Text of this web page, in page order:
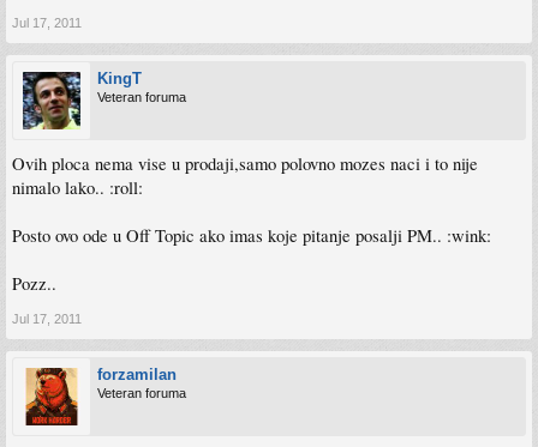
Jul 17, 2011
KingT
Veteran foruma
Ovih ploca nema vise u prodaji,samo polovno mozes naci i to nije
nimalo lako.. :roll:
Posto ovo ode u Off Topic ako imas koje pitanje posalji PM.. :wink:
Pozz..
Jul 17, 2011
forzamilan
Veteran foruma